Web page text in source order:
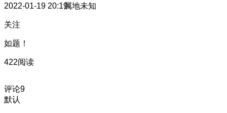
2022-01-19 20:19属地未知
关注
如题！
422阅读
评论9
默认